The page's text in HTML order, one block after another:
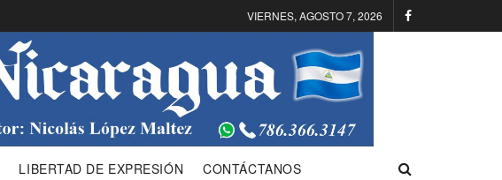
VIERNES, AGOSTO 7, 2026
LIBERTAD DE EXPRESIÓN CONTÁCTANOS